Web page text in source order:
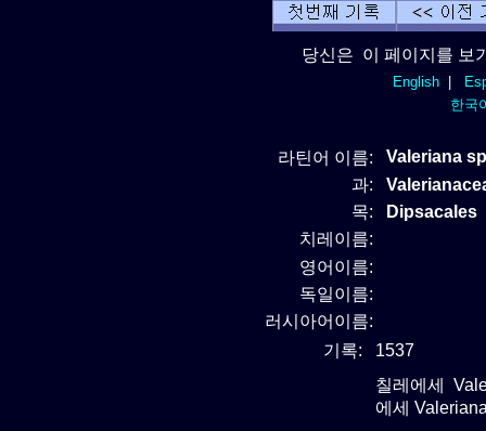
당신은 이 페이지를 보
English|
한국
라틴어 이름:
Valeriana
과:
목:
Dipsacales
치레이름:
영어이름:
독일이름:
러시아어이름:
기록:
1537
칠레에세
에세